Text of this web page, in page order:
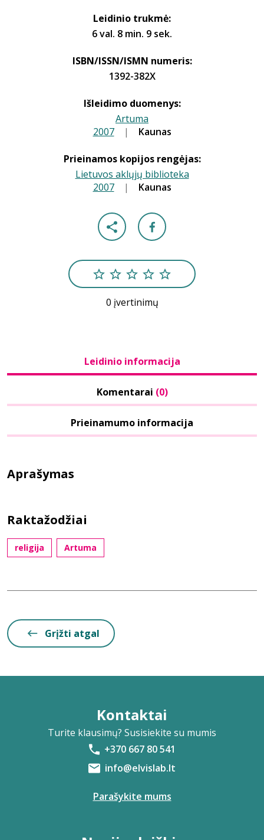
Leidinio trukmė:
6 val. 8 min. 9 sek.
ISBN/ISSN/ISMN numeris:
1392-382X
Išleidimo duomenys:
Artuma
2007 | Kaunas
Prieinamos kopijos rengėjas:
Lietuvos aklųjų biblioteka
2007 | Kaunas
0 įvertinimų
Leidinio informacija
Komentarai (0)
Prieinamumo informacija
Aprašymas
Raktažodžiai
religija Artuma
Grįžti atgal
Kontaktai
Turite klausimų? Susisiekite su mumis
+370 667 80 541
info@elvislab.lt
Parašykite mums